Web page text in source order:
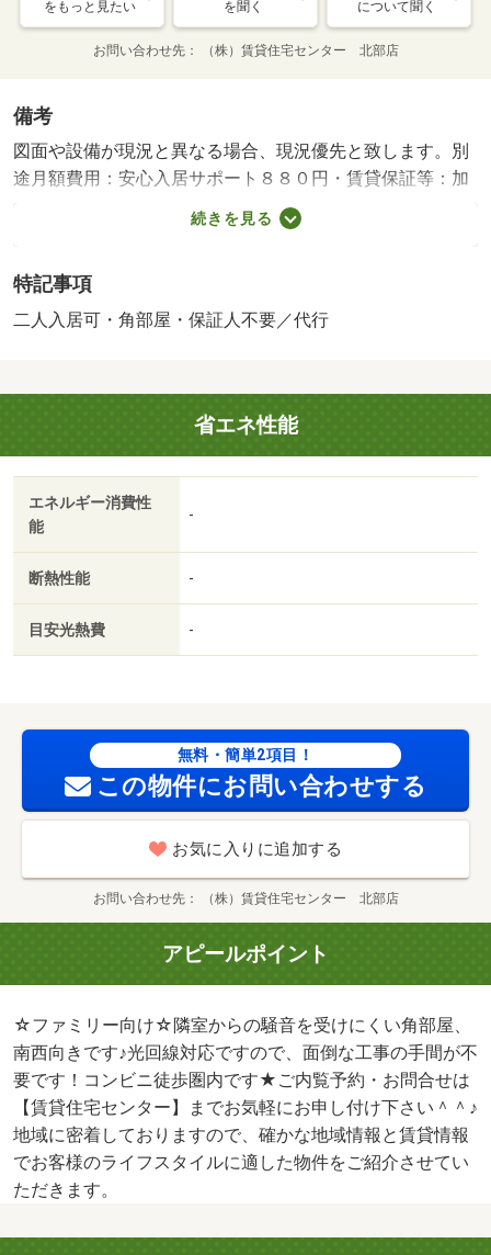
をもっと見たい を聞く について聞く
お問い合わせ先 （株）賃貸住宅センター 北部店
備考
図面や設備が現況と異なる場合、現況優先と致します。別
途月額費用：安心入居サポート８８０円・賃貸保証等：加
入要（ＪＲＡＧ 初回保証会社委託料、月額総家賃の５
０％（最低２．５万円）。更新保証料毎年１万円。）・他
歩３分・東松江駅徒歩９分の駅近☆敷金礼金０円で初期費
用を抑えたい方にオススメ！ 角部屋・南西向きの３ＤＫ♪
続きを見る
特記事項
二人入居可・角部屋・保証人不要／代行
省エネ性能
エネルギー消費性
能
-
断熱性能 -
目安光熱費 -
無料・簡単2項目！
この物件にお問い合わせする
お気に入りに追加する
お問い合わせ先 （株）賃貸住宅センター 北部店
アピールポイント
☆ファミリー向け☆隣室からの騒音を受けにくい角部屋、
南西向きです♪光回線対応ですので、面倒な工事の手間が不
要です！コンビニ徒歩圏内です★ご内覧予約・お問合せは
【賃貸住宅センター】までお気軽にお申し付け下さい＾＾♪
地域に密着しておりますので、確かな地域情報と賃貸情報
でお客様のライフスタイルに適した物件をご紹介させてい
ただきます。